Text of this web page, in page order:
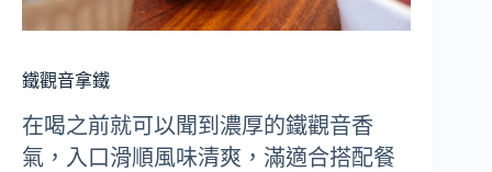
鐵觀音拿鐵
在喝之前就可以聞到濃厚的鐵觀音香
氣，入口滑順風味清爽，滿適合搭配餐